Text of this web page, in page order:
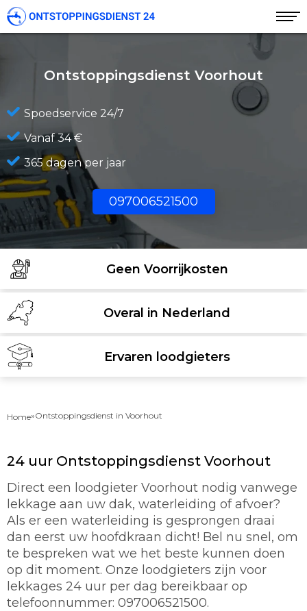
Ontstoppingsdienst Voorhout
Spoedservice 24/7
Vanaf 34 €
365 dagen per jaar
097006521500
Geen Voorrijkosten
Overal in Nederland
Ervaren loodgieters
Home»Ontstoppingsdienst in Voorhout
24 uur Ontstoppingsdienst Voorhout
Direct een loodgieter Voorhout nodig vanwege
lekkage aan uw dak, waterleiding of afvoer?
Als er een waterleiding is gesprongen draai
dan eerst uw hoofdkraan dicht! Bel nu snel, om
te bespreken wat we het beste kunnen doen
op dit moment. Onze loodgieters zijn voor
lekkages 24 uur per dag bereikbaar op
telefoonnummer: 097006521500.